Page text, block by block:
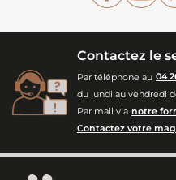
Contactez le
Par téléphone au 04
du lundi au vendredi
Par mail via notre
Contactez votre